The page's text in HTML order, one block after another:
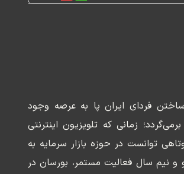
فردای ایران پا به عرصه وجود
می‌گذارد. سابقه این رسانه تصویری به سال ۱۳۹۹ برمی‌گردد؛ زمانی که تلویزیون اینترنتی
توانست در حوزه بازار سرمایه به
نیم سال فعالیت مستمر، بورسان در